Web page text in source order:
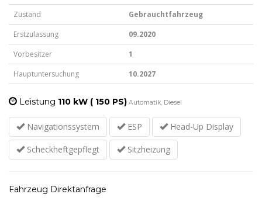
Zustand
Gebrauchtfahrzeug
Erstzulassung
09.2020
Vorbesitzer
1
Hauptuntersuchung
10.2027
Leistung 110 kW ( 150 PS) Automatik, Diesel
Navigationssystem ESP Head-Up Display
Scheckheftgepflegt Sitzheizung
Fahrzeug Direktanfrage